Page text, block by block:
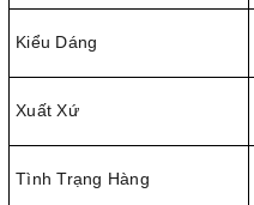
Kiểu Dáng
Xuất Xứ
Tình Trạng Hàng